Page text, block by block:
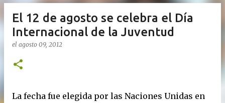
El 12 de agosto se celebra el Día
Internacional de la Juventud
el agosto 09, 2012
La fecha fue elegida por las Naciones Unidas en